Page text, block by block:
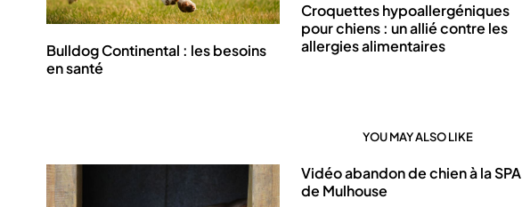
Bulldog Continental : les besoins
en santé
Croquettes hypoallergéniques
pour chiens : un allié contre les
allergies alimentaires
YOU MAY ALSO LIKE
Vidéo abandon de chien à la SPA
de Mulhouse